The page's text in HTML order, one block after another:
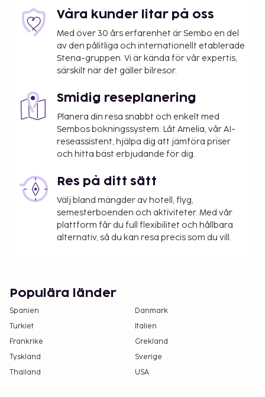
Avgift för extrasäng: EUR 15.0 per dag
Det är möjligt att listan ovan inte är fullständig,
samt att avgifter och depositioner inte inkluderar
skatt. Observera att dessa kan komma att ändras.
Kontantfria betalningsmetoder är tillgängliga
för alla transaktioner.
Våra kunder litar på oss
Med över 30 års erfarenhet är Sembo en del
av den pålitliga och internationellt etablerade
Stena-gruppen. Vi är kända för vår expertis,
särskilt när det gäller bilresor.
Smidig reseplanering
Planera din resa snabbt och enkelt med
Sembos bokningssystem. Låt Amelia, vår AI-
reseassistent, hjälpa dig att jämföra priser
och hitta bäst erbjudande för dig.
Res på ditt sätt
Välj bland mängder av hotell, flyg,
semesterboenden och aktiviteter. Med vår
plattform får du full flexibilitet och hållbara
alternativ, så du kan resa precis som du vill.
Populära länder
Spanien
Danmark
Turkiet
Italien
Frankrike
Grekland
Tyskland
Sverige
Thailand
USA